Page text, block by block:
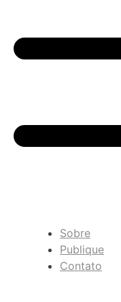
Sobre
Publique
Contato